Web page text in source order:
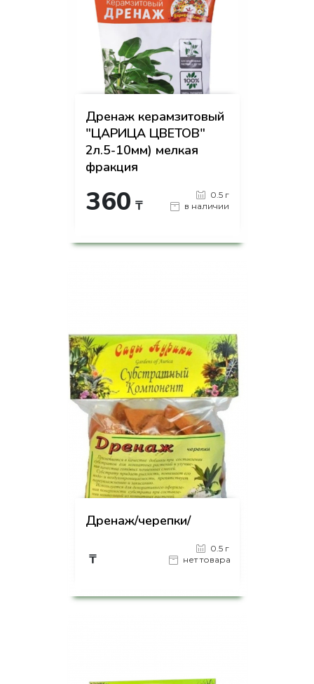
Дренаж керамзитовый
"ЦАРИЦА ЦВЕТОВ"
2л.5-10мм) мелкая
фракция
360 ₸
0.5 г
в наличии
Дренаж/черепки/
₸
0.5 г
нет товара